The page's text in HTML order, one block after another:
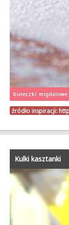
bułeczki migdałowe
źródło inspiracji:
Kulki kasztanki